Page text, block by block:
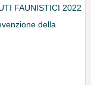
FAUNISTICI 2022
della